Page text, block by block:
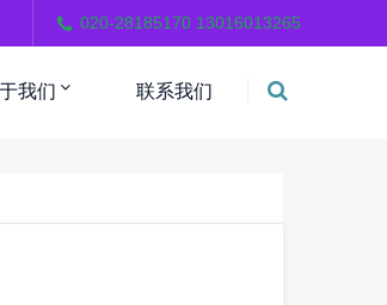
020-28185170 13016013265
我们 联系我们